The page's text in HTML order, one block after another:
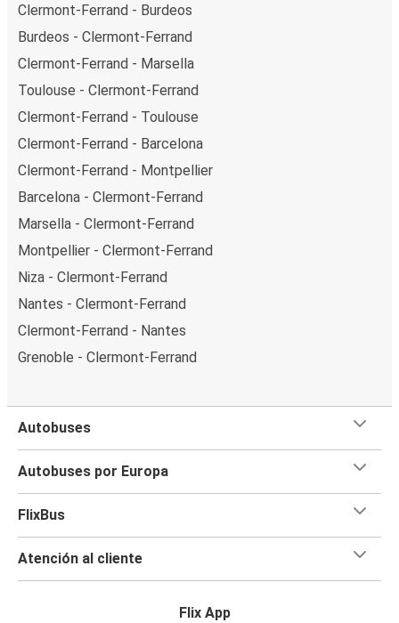
Clermont-Ferrand - Burdeos
Burdeos - Clermont-Ferrand
Clermont-Ferrand - Marsella
Toulouse - Clermont-Ferrand
Clermont-Ferrand - Toulouse
Clermont-Ferrand - Barcelona
Clermont-Ferrand - Montpellier
Barcelona - Clermont-Ferrand
Marsella - Clermont-Ferrand
Montpellier - Clermont-Ferrand
Niza - Clermont-Ferrand
Nantes - Clermont-Ferrand
Clermont-Ferrand - Nantes
Grenoble - Clermont-Ferrand
Autobuses
Autobuses por Europa
FlixBus
Atención al cliente
Flix App